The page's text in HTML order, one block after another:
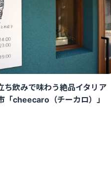
ち飲みで味わう絶品イタリア
cheecaro（チーカロ）」